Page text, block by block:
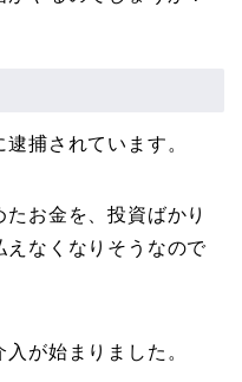
捕されています。
お金を、投資ばかり
えなくなりそうなので
が始まりました。